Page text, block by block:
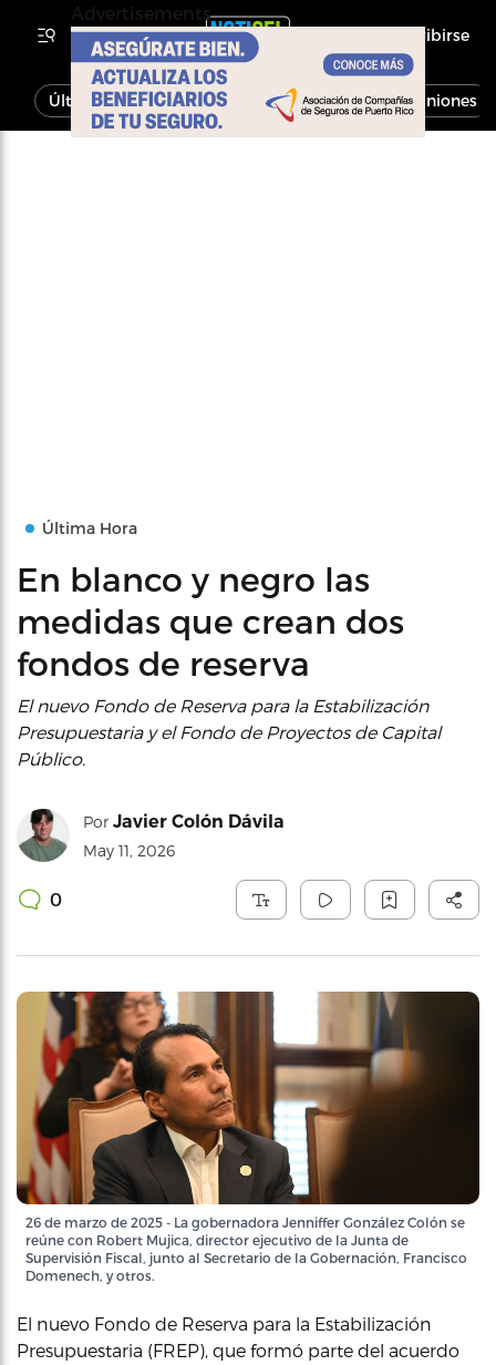
Inscribirse
Última Hora Noticias Economía Opiniones
Última Hora
En blanco y negro las
medidas que crean dos
fondos de reserva
El nuevo Fondo de Reserva para la Estabilización
Presupuestaria y el Fondo de Proyectos de Capital
Público.
Por Javier Colón Dávila
May 11, 2026
0
26 de marzo de 2025 - La gobernadora Jenniffer González Colón se
reúne con Robert Mujica, director ejecutivo de la Junta de
Supervisión Fiscal, junto al Secretario de la Gobernación, Francisco
Domenech, y otros.
El nuevo Fondo de Reserva para la Estabilización
Presupuestaria (FREP), que formó parte del acuerdo
Advertisements